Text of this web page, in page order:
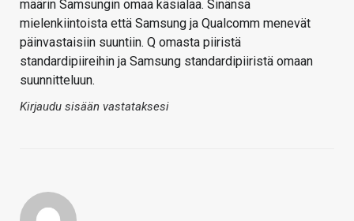
määrin Samsungin omaa käsialaa. Sinänsä
mielenkiintoista että Samsung ja Qualcomm menevät
päinvastaisiin suuntiin. Q omasta piiristä
standardipiireihin ja Samsung standardipiiristä omaan
suunnitteluun.
Kirjaudu sisään vastataksesi